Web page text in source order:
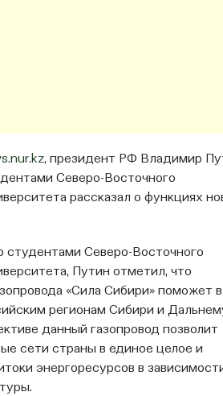
, президент РФ Владимир
Северо-Восточного
рассказал о функциях
студентами Северо-Восточного
Путин отметил, что
«Сила Сибири» поможет в
регионам Сибири и
данный газопровод позволит
сети страны в единое целое и
энергоресурсов в